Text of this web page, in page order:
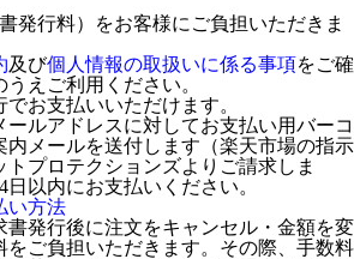
書発行料）をお客様にご負担いただきま
及び個人情報の取扱いに係る事項をご確
えご利用ください。
お支払いいただけます。
ルアドレスに対してお支払い用バーコ
内メールを送付します（楽天市場の指示
プロテクションズよりご請求しま
以内にお支払いください。
い方法
書発行後に注文をキャンセル・金額を変
をご負担いただきます。その際、手数料